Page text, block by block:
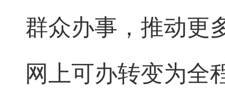
群众办事，推动更
网上可办转变为全